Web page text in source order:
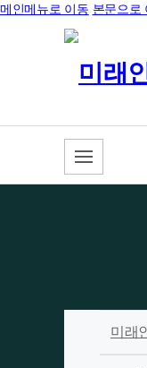
메인메뉴로 이동 본문으로
미래